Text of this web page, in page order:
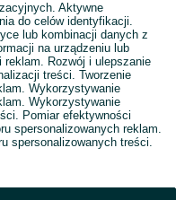
Aktywne
do celów identyfikacji.
lub kombinacji danych z
na urządzeniu lub
Rozwój i ulepszanie
treści. Tworzenie
Wykorzystywanie
Wykorzystywanie
Pomiar efektywności
spersonalizowanych reklam.
spersonalizowanych treści.